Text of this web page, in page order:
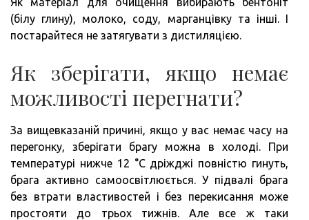
(білу глину), молоко, соду, марганцівку та інші. І
постарайтеся не затягувати з дистиляцією.
Як зберігати, якщо немає
можливості перегнати?
За вищевказаній причині, якщо у вас немає часу на
перегонку, зберігати брагу можна в холоді. При
температурі нижче 12 °C дріжджі повністю гинуть,
брага активно самоосвітлюється. У підвалі брага
без втрати властивостей і без перекисання може
простояти до трьох тижнів. Але все ж таки